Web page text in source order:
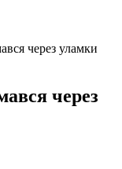
через уламки
через